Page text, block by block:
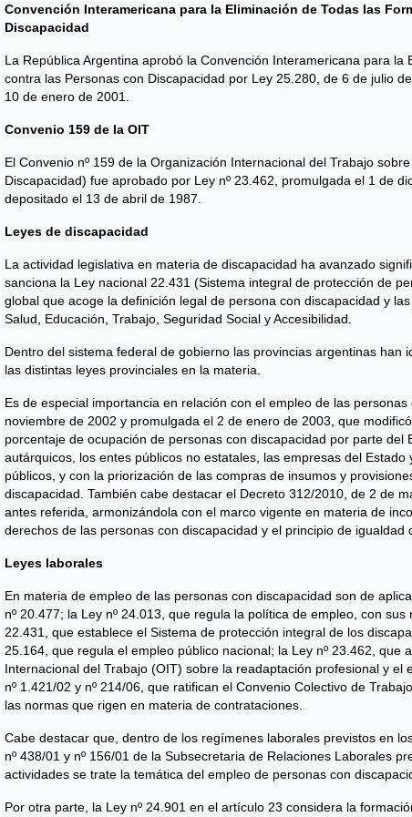
Convención Interamericana para la Eliminación de Todas las
Discapacidad
La República Argentina aprobó la Convención Interamericana para la
contra las Personas con Discapacidad por Ley 25.280, de 6 de julio
10 de enero de 2001.
Convenio 159 de la OIT
El Convenio nº 159 de la Organización Internacional del Trabajo
Discapacidad) fue aprobado por Ley nº 23.462, promulgada el 1 de
depositado el 13 de abril de 1987.
Leyes de discapacidad
La actividad legislativa en materia de discapacidad ha avanzado
sanciona la Ley nacional 22.431 (Sistema integral de protección de
global que acoge la definición legal de persona con discapacidad y
Salud, Educación, Trabajo, Seguridad Social y Accesibilidad.
Dentro del sistema federal de gobierno las provincias argentinas han
las distintas leyes provinciales en la materia.
Es de especial importancia en relación con el empleo de las
noviembre de 2002 y promulgada el 2 de enero de 2003, que
porcentaje de ocupación de personas con discapacidad por parte
autárquicos, los entes públicos no estatales, las empresas del
públicos, y con la priorización de las compras de insumos y
discapacidad. También cabe destacar el Decreto 312/2010, de 2 de
antes referida, armonizándola con el marco vigente en materia de
derechos de las personas con discapacidad y el principio de igualdad
Leyes laborales
En materia de empleo de las personas con discapacidad son de
nº 20.477; la Ley nº 24.013, que regula la política de empleo, con
22.431, que establece el Sistema de protección integral de los
25.164, que regula el empleo público nacional; la Ley nº 23.462, que
Internacional del Trabajo (OIT) sobre la readaptación profesional y
nº 1.421/02 y nº 214/06, que ratifican el Convenio Colectivo de
las normas que rigen en materia de contrataciones.
Cabe destacar que, dentro de los regímenes laborales previstos en
nº 438/01 y nº 156/01 de la Subsecretaria de Relaciones Laborales
actividades se trate la temática del empleo de personas con
Por otra parte, la Ley nº 24.901 en el artículo 23 considera la